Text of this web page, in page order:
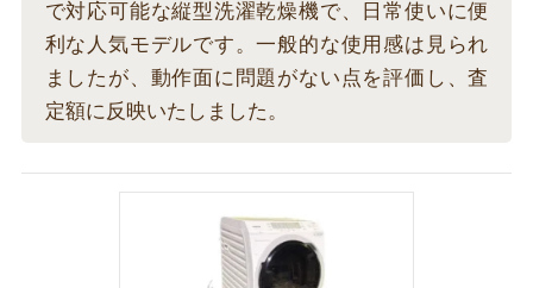
で対応可能な縦型洗濯乾燥機で、日常使いに便
利な人気モデルです。一般的な使用感は見られ
ましたが、動作面に問題がない点を評価し、査
定額に反映いたしました。